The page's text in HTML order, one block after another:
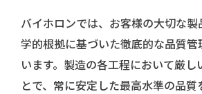
バイホロンでは、お客様の大切な
学的根拠に基づいた徹底的な品質
います。製造の各工程において厳し
とで、常に安定した最高水準の品質